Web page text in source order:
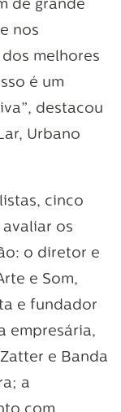
de grande
nos
melhores
é um
destacou
Urbano
cinco
os
o diretor e
e Som,
e fundador
empresária,
e Banda
a